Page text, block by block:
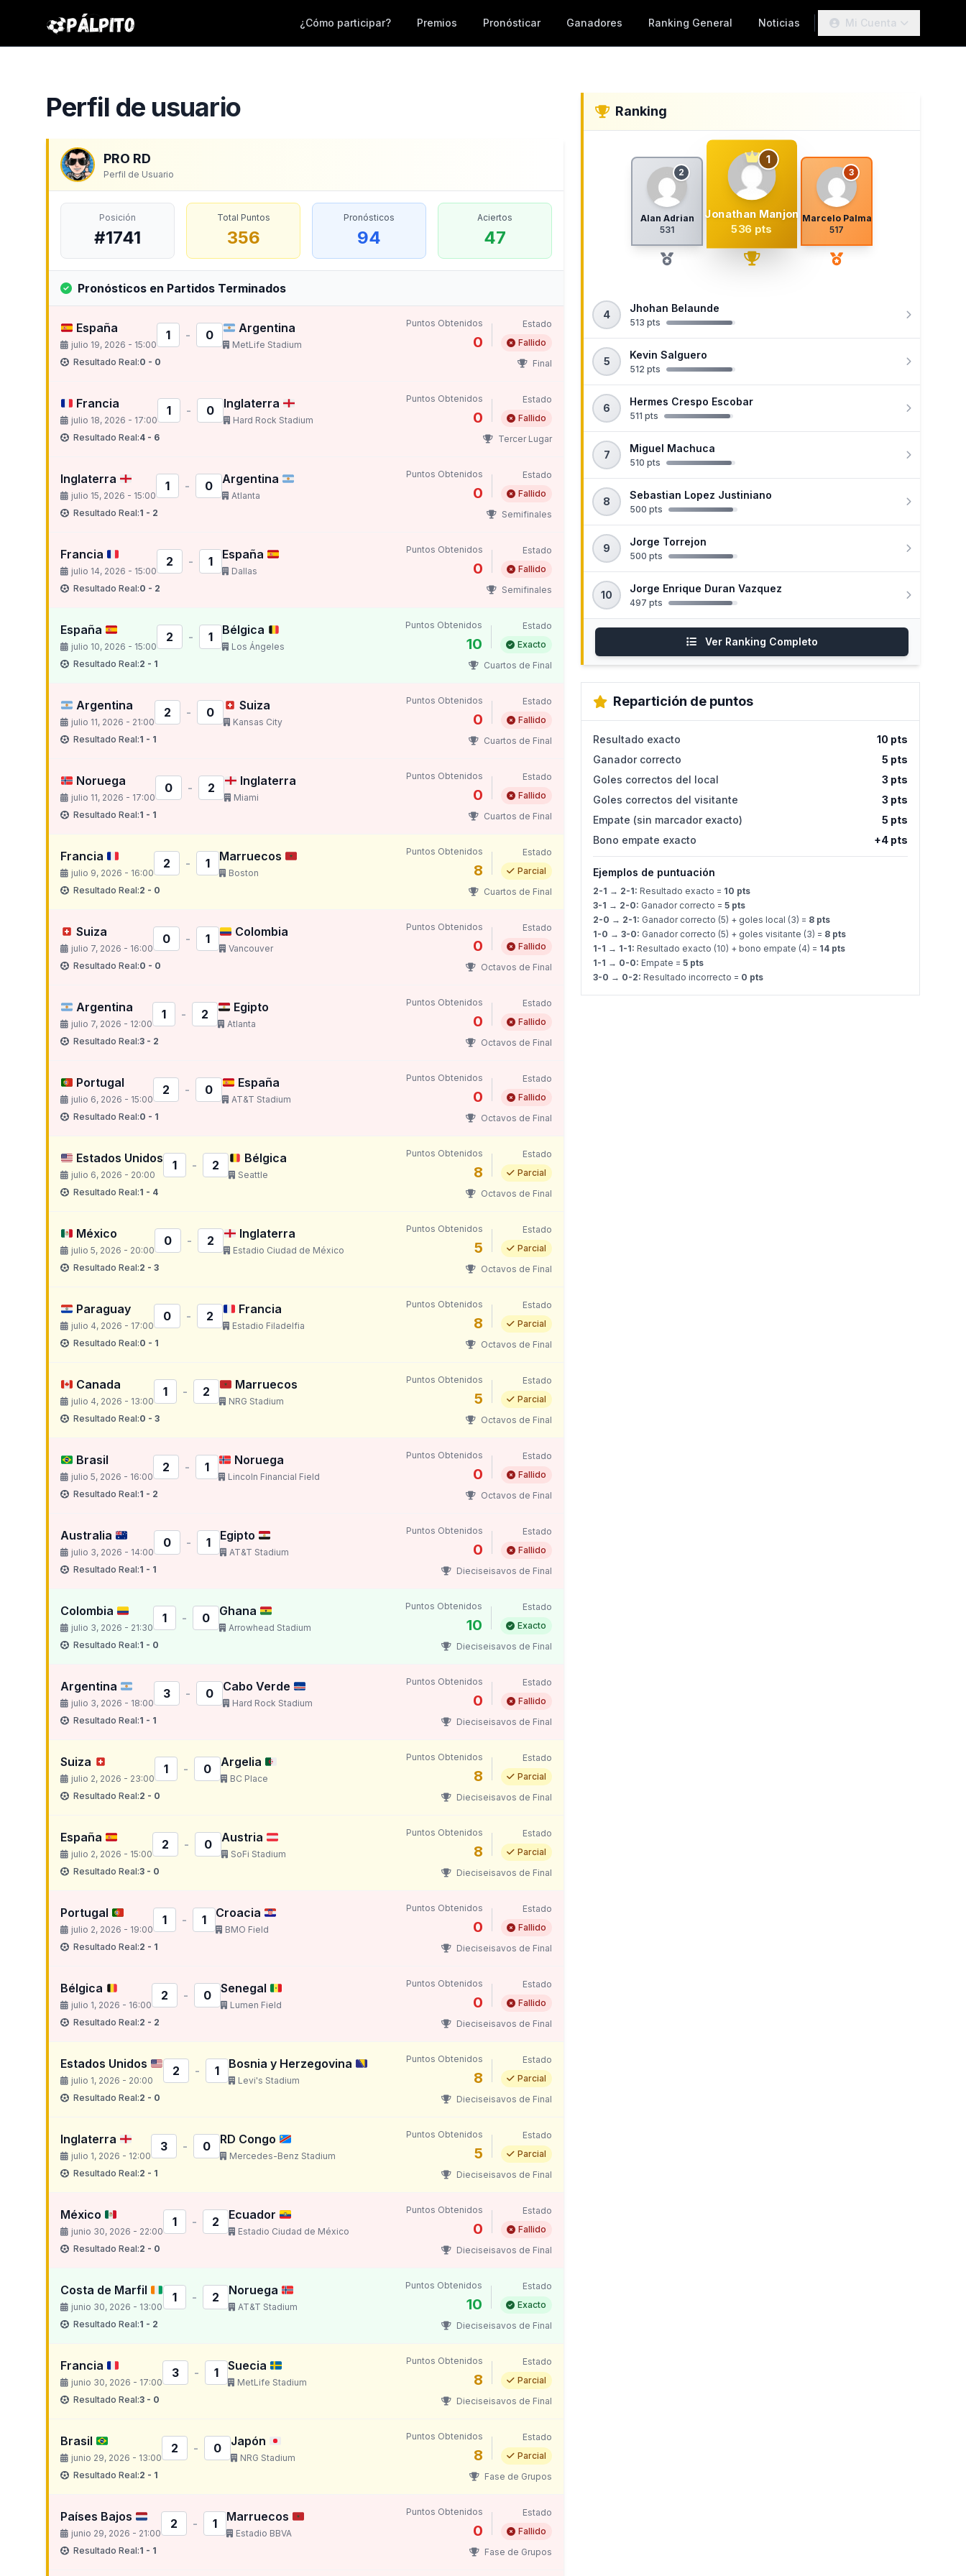
¿Cómo participar? Premios Pronósticar Ganadores Ranking General Noticias Mi Cuenta
Perfil de usuario
PRO RD
Perfil de Usuario
Posición
#1741
Total Puntos
356
Pronósticos
94
Aciertos
47
Pronósticos en Partidos Terminados
España
julio 19, 2026 - 15:00
1 - 0 Argentina
MetLife Stadium
Resultado Real:0 - 0
Puntos Obtenidos
0
Estado
Fallido
Final
Francia
julio 18, 2026 - 17:00
1 - 0 Inglaterra
Hard Rock Stadium
Resultado Real:4 - 6
Puntos Obtenidos
0
Estado
Fallido
Tercer Lugar
Inglaterra
julio 15, 2026 - 15:00
1 - 0 Argentina
Atlanta
Resultado Real:1 - 2
Puntos Obtenidos
0
Estado
Fallido
Semifinales
Francia
julio 14, 2026 - 15:00
2 - 1 España
Dallas
Resultado Real:0 - 2
Puntos Obtenidos
0
Estado
Fallido
Semifinales
España
julio 10, 2026 - 15:00
2 - 1 Bélgica
Los Ángeles
Resultado Real:2 - 1
Puntos Obtenidos
10
Estado
Exacto
Cuartos de Final
Argentina
julio 11, 2026 - 21:00
2 - 0 Suiza
Kansas City
Resultado Real:1 - 1
Puntos Obtenidos
0
Estado
Fallido
Cuartos de Final
Noruega
julio 11, 2026 - 17:00
0 - 2 Inglaterra
Miami
Resultado Real:1 - 1
Puntos Obtenidos
0
Estado
Fallido
Cuartos de Final
Francia
julio 9, 2026 - 16:00
2 - 1 Marruecos
Boston
Resultado Real:2 - 0
Puntos Obtenidos
8
Estado
Parcial
Cuartos de Final
Suiza
julio 7, 2026 - 16:00
0 - 1 Colombia
Vancouver
Resultado Real:0 - 0
Puntos Obtenidos
0
Estado
Fallido
Octavos de Final
Argentina
julio 7, 2026 - 12:00
1 - 2 Egipto
Atlanta
Resultado Real:3 - 2
Puntos Obtenidos
0
Estado
Fallido
Octavos de Final
Portugal
julio 6, 2026 - 15:00
2 - 0 España
AT&T Stadium
Resultado Real:0 - 1
Puntos Obtenidos
0
Estado
Fallido
Octavos de Final
Estados Unidos
julio 6, 2026 - 20:00
1 - 2 Bélgica
Seattle
Resultado Real:1 - 4
Puntos Obtenidos
8
Estado
Parcial
Octavos de Final
México
julio 5, 2026 - 20:00
0 - 2 Inglaterra
Estadio Ciudad de México
Resultado Real:2 - 3
Puntos Obtenidos
5
Estado
Parcial
Octavos de Final
Paraguay
julio 4, 2026 - 17:00
0 - 2 Francia
Estadio Filadelfia
Resultado Real:0 - 1
Puntos Obtenidos
8
Estado
Parcial
Octavos de Final
Canada
julio 4, 2026 - 13:00
1 - 2 Marruecos
NRG Stadium
Resultado Real:0 - 3
Puntos Obtenidos
5
Estado
Parcial
Octavos de Final
Brasil
julio 5, 2026 - 16:00
2 - 1 Noruega
Lincoln Financial Field
Resultado Real:1 - 2
Puntos Obtenidos
0
Estado
Fallido
Octavos de Final
Australia
julio 3, 2026 - 14:00
0 - 1 Egipto
AT&T Stadium
Resultado Real:1 - 1
Puntos Obtenidos
0
Estado
Fallido
Dieciseisavos de Final
Colombia
julio 3, 2026 - 21:30
1 - 0 Ghana
Arrowhead Stadium
Resultado Real:1 - 0
Puntos Obtenidos
10
Estado
Exacto
Dieciseisavos de Final
Argentina
julio 3, 2026 - 18:00
3 - 0 Cabo Verde
Hard Rock Stadium
Resultado Real:1 - 1
Puntos Obtenidos
0
Estado
Fallido
Dieciseisavos de Final
Suiza
julio 2, 2026 - 23:00
1 - 0 Argelia
BC Place
Resultado Real:2 - 0
Puntos Obtenidos
8
Estado
Parcial
Dieciseisavos de Final
España
julio 2, 2026 - 15:00
2 - 0 Austria
SoFi Stadium
Resultado Real:3 - 0
Puntos Obtenidos
8
Estado
Parcial
Dieciseisavos de Final
Portugal
julio 2, 2026 - 19:00
1 - 1 Croacia
BMO Field
Resultado Real:2 - 1
Puntos Obtenidos
0
Estado
Fallido
Dieciseisavos de Final
Bélgica
julio 1, 2026 - 16:00
2 - 0 Senegal
Lumen Field
Resultado Real:2 - 2
Puntos Obtenidos
0
Estado
Fallido
Dieciseisavos de Final
Estados Unidos
julio 1, 2026 - 20:00
2 - 1 Bosnia y Herzegovina
Levi's Stadium
Resultado Real:2 - 0
Puntos Obtenidos
8
Estado
Parcial
Dieciseisavos de Final
Inglaterra
julio 1, 2026 - 12:00
3 - 0 RD Congo
Mercedes-Benz Stadium
Resultado Real:2 - 1
Puntos Obtenidos
5
Estado
Parcial
Dieciseisavos de Final
México
junio 30, 2026 - 22:00
1 - 2 Ecuador
Estadio Ciudad de México
Resultado Real:2 - 0
Puntos Obtenidos
0
Estado
Fallido
Dieciseisavos de Final
Costa de Marfil
junio 30, 2026 - 13:00
1 - 2 Noruega
AT&T Stadium
Resultado Real:1 - 2
Puntos Obtenidos
10
Estado
Exacto
Dieciseisavos de Final
Francia
junio 30, 2026 - 17:00
3 - 1 Suecia
MetLife Stadium
Resultado Real:3 - 0
Puntos Obtenidos
8
Estado
Parcial
Dieciseisavos de Final
Brasil
junio 29, 2026 - 13:00
2 - 0 Japón
NRG Stadium
Resultado Real:2 - 1
Puntos Obtenidos
8
Estado
Parcial
Fase de Grupos
Países Bajos
junio 29, 2026 - 21:00
2 - 1 Marruecos
Estadio BBVA
Resultado Real:1 - 1
Puntos Obtenidos
0
Estado
Fallido
Fase de Grupos
Ranking
2
Alan Adrian
531
1
Jonathan Manjon
536 pts
3
Marcelo Palma
517
4
Jhohan Belaunde
513 pts
5
Kevin Salguero
512 pts
6
Hermes Crespo Escobar
511 pts
7
Miguel Machuca
510 pts
8
Sebastian Lopez Justiniano
500 pts
9
Jorge Torrejon
500 pts
10
Jorge Enrique Duran Vazquez
497 pts
Ver Ranking Completo
Repartición de puntos
Resultado exacto
10 pts
Ganador correcto
5 pts
Goles correctos del local
3 pts
Goles correctos del visitante
3 pts
Empate (sin marcador exacto)
5 pts
Bono empate exacto
+4 pts
Ejemplos de puntuación
2-1 → 2-1: Resultado exacto = 10 pts
3-1 → 2-0: Ganador correcto = 5 pts
2-0 → 2-1: Ganador correcto (5) + goles local (3) = 8 pts
1-0 → 3-0: Ganador correcto (5) + goles visitante (3) = 8 pts
1-1 → 1-1: Resultado exacto (10) + bono empate (4) = 14 pts
1-1 → 0-0: Empate = 5 pts
3-0 → 0-2: Resultado incorrecto = 0 pts